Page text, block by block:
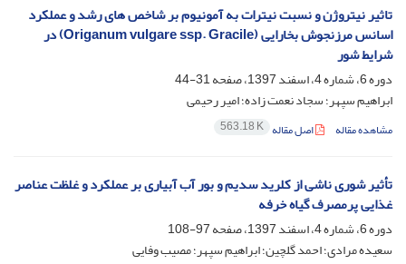
تاثیر نیتروژن و نسبت نیترات به آمونیوم بر شاخص های رشد و عملکرد
اسانس مرزنجوش بخارایی (Origanum vulgare ssp. Gracile) در
شرایط شور
دوره 6، شماره 4، اسفند 1397، صفحه
31-44
ابراهیم سپهر؛ سجاد نعمت زاده؛ امیر رحیمی
مشاهده مقاله اصل مقاله 563.18 K
تأثیر شوری ناشی از کلرید سدیم و بور آب آبیاری بر عملکرد و غلظت عناصر
غذایی پرمصرف گیاه خرفه
دوره 6، شماره 4، اسفند 1397، صفحه
97-108
سعیده مرادی؛ احمد گلچین؛ ابراهیم سپهر؛ مصیب وفایی